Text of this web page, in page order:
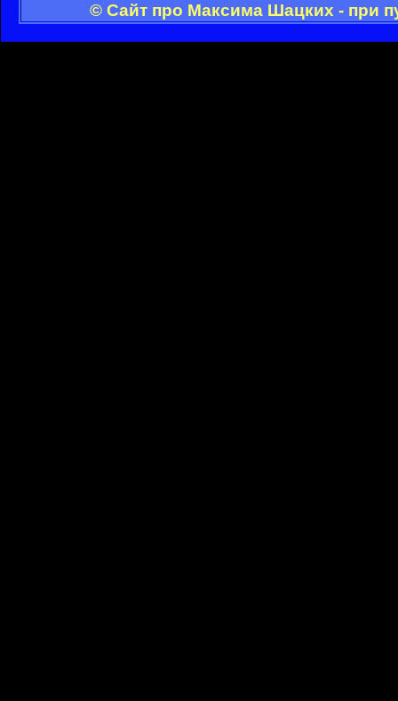
© Сайт про Максима Шацких - при